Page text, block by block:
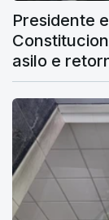
Presidente
asilo e